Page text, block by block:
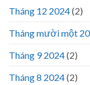
Tháng 12 2024(2)
Tháng mười một
Tháng 9 2024(2)
Tháng 8 2024(2)